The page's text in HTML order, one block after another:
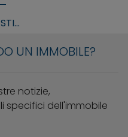
UN IMMOBILE?
notizie,
specifici dell'immobile